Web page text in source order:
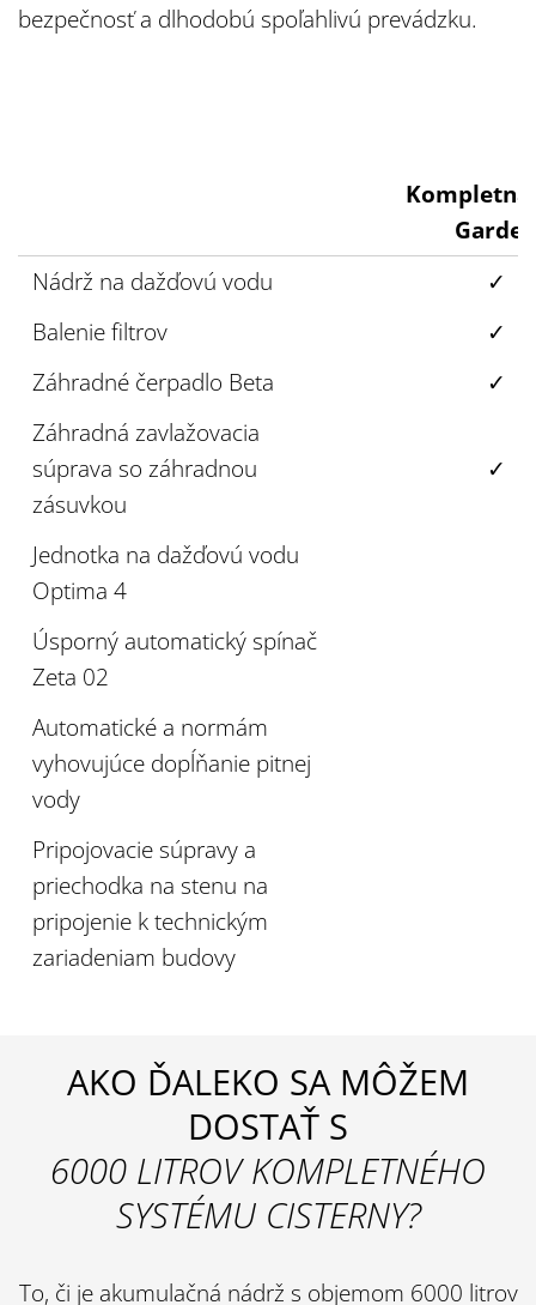
bezpečnosť a dlhodobú spoľahlivú prevádzku.
Kompletná
Garden
Nádrž na dažďovú vodu
✓
Balenie filtrov
✓
Záhradné čerpadlo Beta
✓
Záhradná zavlažovacia
súprava so záhradnou
zásuvkou
✓
Jednotka na dažďovú vodu
Optima 4
Úsporný automatický spínač
Zeta 02
Automatické a normám
vyhovujúce dopĺňanie pitnej
vody
Pripojovacie súpravy a
priechodka na stenu na
pripojenie k technickým
zariadeniam budovy
AKO ĎALEKO SA MÔŽEM
DOSTAŤ S
6000 LITROV KOMPLETNÉHO
SYSTÉMU CISTERNY?
To, či je akumulačná nádrž s objemom 6000 litrov